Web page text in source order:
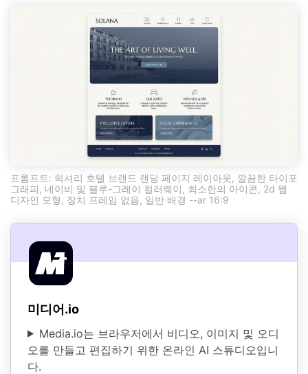
프롬프트: 럭셔리 호텔 브랜드 랜딩 페이지 레이아웃, 깔끔한 타이포
그래피, 네이비 및 블루-그레이 컬러웨이, 최소한의 아이콘, 2d 웹
디자인 모형, 장치 프레임 없음, 일반 배경 --ar 16:9
미디어.io
Media.io는 브라우저에서 비디오, 이미지 및 오디
오를 만들고 편집하기 위한 온라인 AI 스튜디오입니
다.